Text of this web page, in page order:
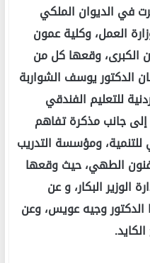
في الديوان الملكي
العمل، وكلية عمون
الكبرى، وقعها كل من
الدكتور يوسف الشواربة
للتعليم الفندقي
جانب مذكرة تفاهم
للتنمية، ومؤسسة التدريب
الطهي، حيث وقعها
البكار، و عن
الدكتور وجيه عويس، وعن